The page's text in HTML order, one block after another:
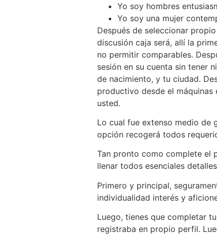
Yo soy hombres
Yo soy una mujer
Después de seleccionar
discusión caja será, allí la
no permitir comparables.
sesión en su cuenta sin tener
de nacimiento, y tu ciudad.
productivo desde el
usted.
Lo cual fue extenso medio de
opción recogerá todos
Tan pronto como complete el
llenar todos esenciales
Primero y principal,
individualidad interés y
Luego, tienes que completar
registraba en propio perfil.